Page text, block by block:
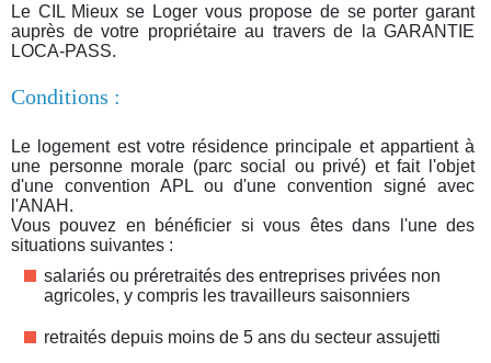
Le CIL Mieux se Loger vous propose de se porter garant
auprès de votre propriétaire au travers de la GARANTIE
LOCA-PASS.
Conditions :
Le logement est votre résidence principale et appartient à
une personne morale (parc social ou privé) et fait l'objet
d'une convention APL ou d'une convention signé avec
l'ANAH.
Vous pouvez en bénéficier si vous êtes dans l'une des
situations suivantes :
salariés ou préretraités des entreprises privées non
agricoles, y compris les travailleurs saisonniers
retraités depuis moins de 5 ans du secteur assujetti